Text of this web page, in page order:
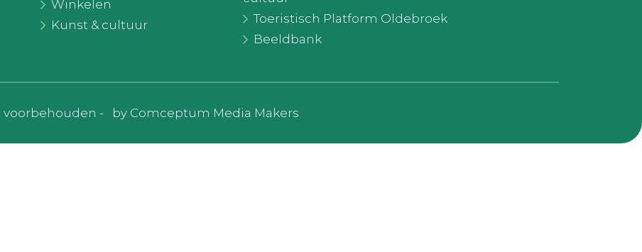
Winkelen
Kunst & cultuur
Toeristisch Platform Oldebroek
Beeldbank
voorbehouden - by Comceptum Media Makers